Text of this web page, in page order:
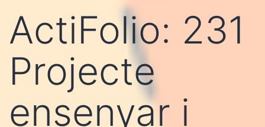
ActiFolio: 231
Projecte
ensenyar i